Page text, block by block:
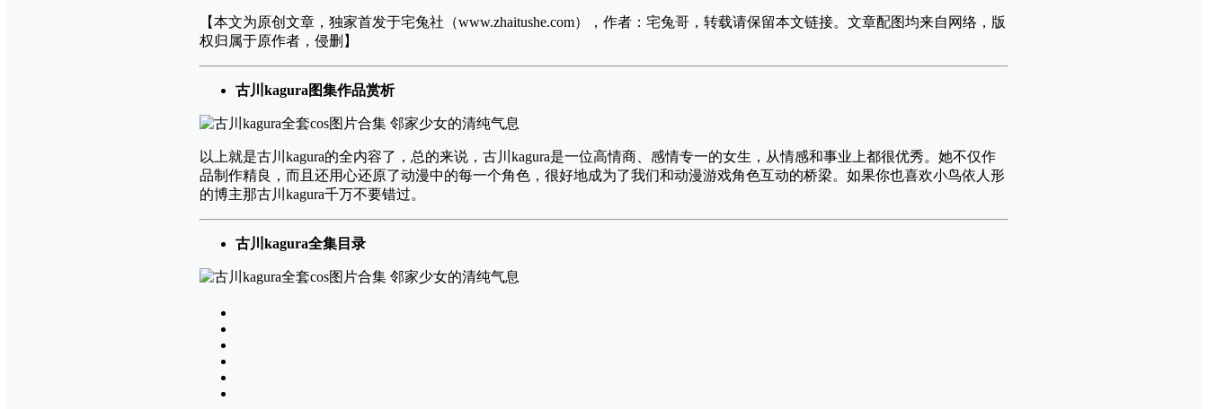
【本文为原创文章，独家首发于宅兔社（www.zhaitushe.com），作者：宅兔哥，转载请保留本文链接。文章配图均来自网络，版
权归属于原作者，侵删】
古川kagura图集作品赏析
以上就是古川kagura的全内容了，总的来说，古川kagura是一位高情商、感情专一的女生，从情感和事业上都很优秀。她不仅作
品制作精良，而且还用心还原了动漫中的每一个角色，很好地成为了我们和动漫游戏角色互动的桥梁。如果你也喜欢小鸟依人形
的博主那古川kagura千万不要错过。
古川kagura全集目录